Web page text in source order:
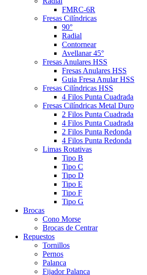
FMRC-6R
Fresas Cilíndricas
90°
Radial
Contornear
Avellanar 45°
Fresas Anulares HSS
Fresas Anulares HSS
Guia Fresa Anular HSS
Fresas Cilíndricas HSS
4 Filos Punta Cuadrada
Fresas Cilíndricas Metal Duro
2 Filos Punta Cuadrada
4 Filos Punta Cuadrada
2 Filos Punta Redonda
4 Filos Punta Redonda
Limas Rotativas
Tipo B
Tipo C
Tipo D
Tipo E
Tipo F
Tipo G
Brocas
Cono Morse
Brocas de Centrar
Repuestos
Tornillos
Pernos
Palanca
Fijador Palanca